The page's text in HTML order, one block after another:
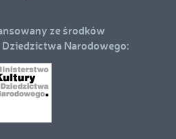
ze środków
Narodowego: